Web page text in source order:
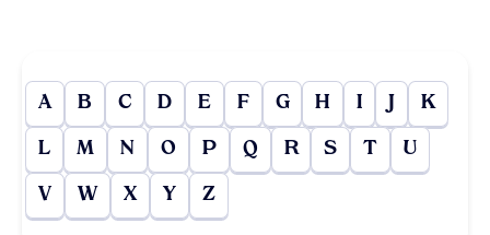
A B C D E F G H I J K
L M N O P Q R S T U
V W X Y Z